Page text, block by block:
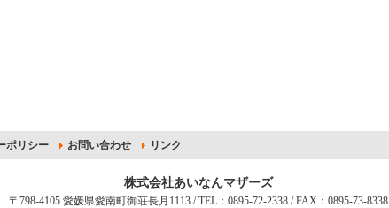
ポリシー お問い合わせ リンク
株式会社あいなんマザーズ
〒798-4105 愛媛県愛南町御荘長月1113 / TEL：0895-72-2338 / FAX：0895-73-8338